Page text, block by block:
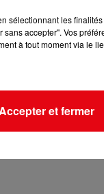
sélectionnant les
accepter". Vos
à tout moment via le
et fermer